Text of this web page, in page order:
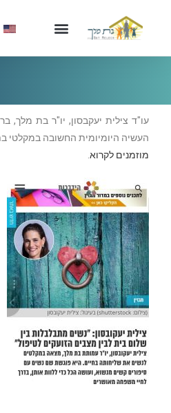
עו"ד צילית יעקבסון, יו"ר בת מלך,
העשיה היומיומית החשובה במקלטי
מוזמנים לקרוא